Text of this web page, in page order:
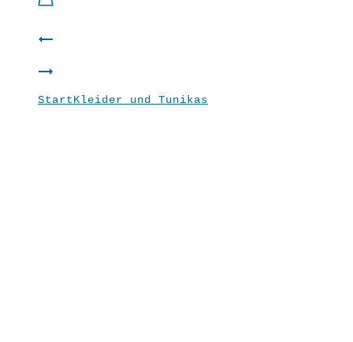
Product
navigation
“Looping”
Shirt
“Cosy”
StartKleider und Tunikas